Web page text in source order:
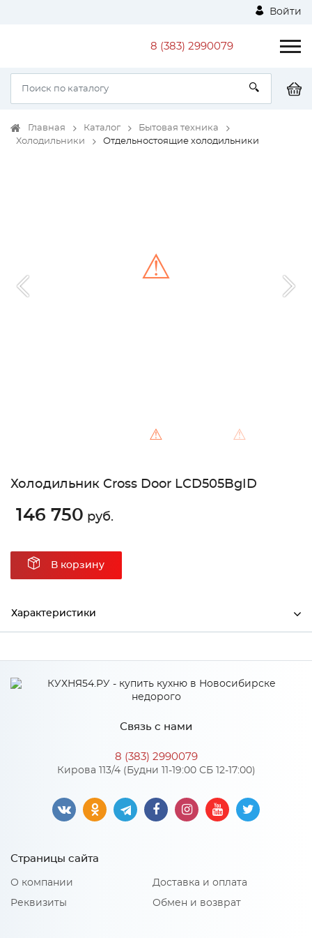
Войти
8 (383) 2990079
Главная Каталог
Бытовая техника
Холодильники
Отдельностоящие холодильники
⚠ ⚠
⚠
Холодильник Cross Door LCD505BgID
146 750 руб.
В корзину
Характеристики
Высота 911
Особенности
система разморозки Total No Frost, цвет бежевый мрамор
Связь с нами
8 (383) 2990079
Кирова 113/4 (Будни 11-19:00 СБ 12-17:00)
Страницы сайта
О компании
Реквизиты
Доставка и оплата
Обмен и возврат